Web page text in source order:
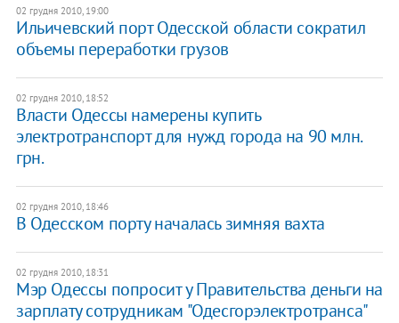
02 грудня 2010, 19:00
Ильичевский порт Одесской области сократил
объемы переработки грузов
02 грудня 2010, 18:52
Власти Одессы намерены купить
электротранспорт для нужд города на 90 млн.
грн.
02 грудня 2010, 18:46
В Одесском порту началась зимняя вахта
02 грудня 2010, 18:31
Мэр Одессы попросит у Правительства деньги на
зарплату сотрудникам "Одесгорэлектротранса"